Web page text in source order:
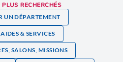
RECHERCHÉS
UN DÉPARTEMENT
& SERVICES
SALONS, MISSIONS